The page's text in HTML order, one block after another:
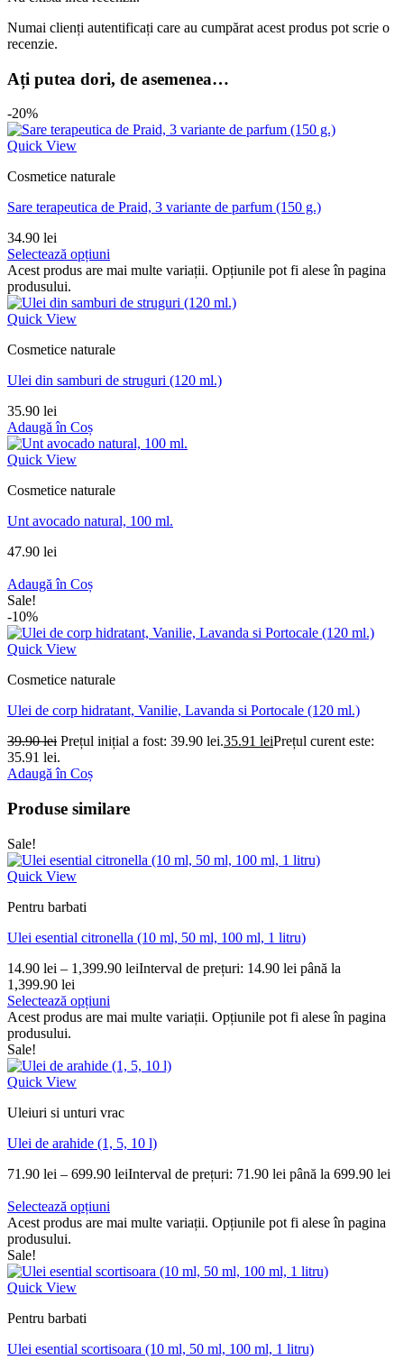
Numai clienți autentificați care au cumpărat acest produs pot scrie o
recenzie.
Ați putea dori, de asemenea…
-20%
Quick View
Cosmetice naturale
Sare terapeutica de Praid, 3 variante de parfum (150 g.)
34.90 lei
Selectează opțiuni
Acest produs are mai multe variații. Opțiunile pot fi alese în pagina
produsului.
Quick View
Cosmetice naturale
Ulei din samburi de struguri (120 ml.)
35.90 lei
Adaugă în Coș
Quick View
Cosmetice naturale
Unt avocado natural, 100 ml.
47.90 lei
Adaugă în Coș
Sale!
-10%
Quick View
Cosmetice naturale
Ulei de corp hidratant, Vanilie, Lavanda si Portocale (120 ml.)
39.90lei Prețul inițial a fost: 39.90 lei.35.91 leiPrețul curent este:
35.91 lei.
Adaugă în Coș
Produse similare
Sale!
Quick View
Pentru barbati
Ulei esential citronella (10 ml, 50 ml, 100 ml, 1 litru)
14.90 lei – 1,399.90 leiInterval de prețuri: 14.90 lei până la
1,399.90 lei
Selectează opțiuni
Acest produs are mai multe variații. Opțiunile pot fi alese în pagina
produsului.
Sale!
Quick View
Uleiuri si unturi vrac
Ulei de arahide (1, 5, 10 l)
71.90 lei – 699.90 leiInterval de prețuri: 71.90 lei până la 699.90 lei
Selectează opțiuni
Acest produs are mai multe variații. Opțiunile pot fi alese în pagina
produsului.
Sale!
Quick View
Pentru barbati
Ulei esential scortisoara (10 ml, 50 ml, 100 ml, 1 litru)